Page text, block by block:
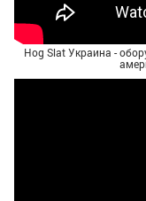
Hog Slat Украина -